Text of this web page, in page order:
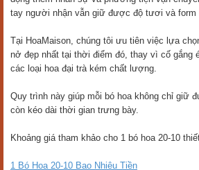
tay người nhận vẫn giữ được độ tươi và form
Tại HoaMaison, chúng tôi ưu tiên việc lựa
nở đẹp nhất tại thời điểm đó, thay vì cố gắng
các loại hoa đại trà kém chất lượng.
Quy trình này giúp mỗi bó hoa không chỉ giữ
còn kéo dài thời gian trưng bày.
Khoảng giá tham khảo cho 1 bó hoa 20-10
1 Bó Hoa 20-10 Bao Nhiêu Tiền